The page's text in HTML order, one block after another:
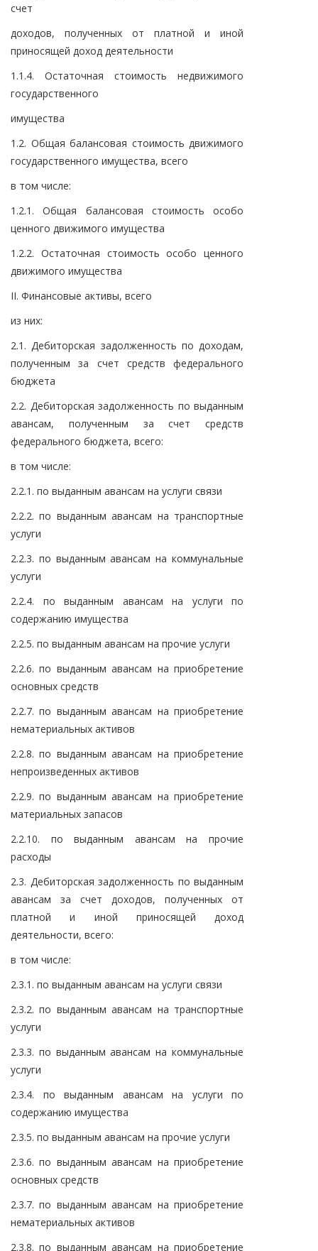
счет
доходов, полученных от платной и иной
приносящей доход деятельности
1.1.4. Остаточная стоимость недвижимого
государственного
имущества
1.2. Общая балансовая стоимость движимого
государственного имущества, всего
в том числе:
1.2.1. Общая балансовая стоимость особо
ценного движимого имущества
1.2.2. Остаточная стоимость особо ценного
движимого имущества
II. Финансовые активы, всего
из них:
2.1. Дебиторская задолженность по доходам,
полученным за счет средств федерального
бюджета
2.2. Дебиторская задолженность по выданным
авансам, полученным за счет средств
федерального бюджета, всего:
в том числе:
2.2.1. по выданным авансам на услуги связи
2.2.2. по выданным авансам на транспортные
услуги
2.2.3. по выданным авансам на коммунальные
услуги
2.2.4. по выданным авансам на услуги по
содержанию имущества
2.2.5. по выданным авансам на прочие услуги
2.2.6. по выданным авансам на приобретение
основных средств
2.2.7. по выданным авансам на приобретение
нематериальных активов
2.2.8. по выданным авансам на приобретение
непроизведенных активов
2.2.9. по выданным авансам на приобретение
материальных запасов
2.2.10. по выданным авансам на прочие
расходы
2.3. Дебиторская задолженность по выданным
авансам за счет доходов, полученных от
платной и иной приносящей доход
деятельности, всего:
в том числе:
2.3.1. по выданным авансам на услуги связи
2.3.2. по выданным авансам на транспортные
услуги
2.3.3. по выданным авансам на коммунальные
услуги
2.3.4. по выданным авансам на услуги по
содержанию имущества
2.3.5. по выданным авансам на прочие услуги
2.3.6. по выданным авансам на приобретение
основных средств
2.3.7. по выданным авансам на приобретение
нематериальных активов
2.3.8. по выданным авансам на приобретение